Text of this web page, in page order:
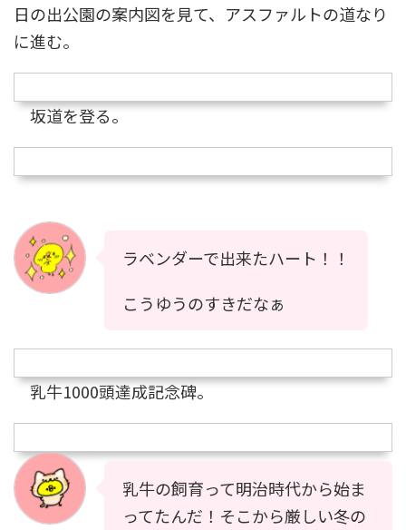
日の出公園の案内図を見て、アスファルトの道なり
に進む。
坂道を登る。
ラベンダーで出来たハート！！
こうゆうのすきだなぁ
乳牛1000頭達成記念碑。
乳牛の飼育って明治時代から始ま
ってたんだ！そこから厳しい冬の